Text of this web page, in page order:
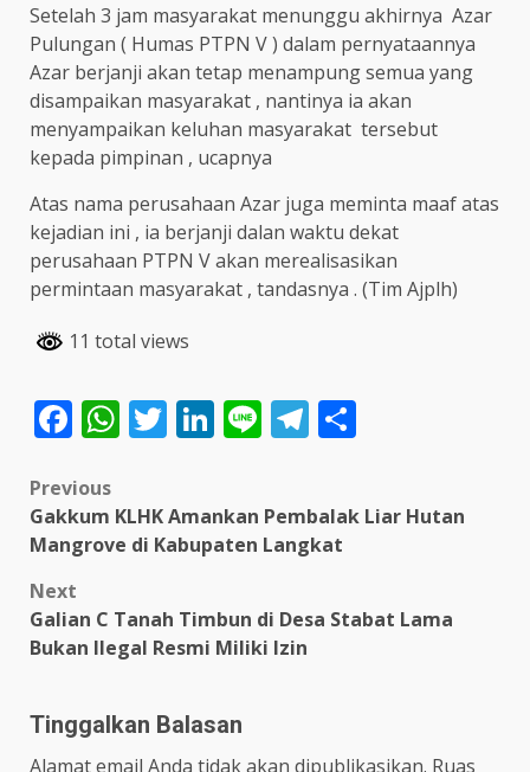
Setelah 3 jam masyarakat menunggu akhirnya Azar
Pulungan ( Humas PTPN V ) dalam pernyataannya
Azar berjanji akan tetap menampung semua yang
disampaikan masyarakat , nantinya ia akan
menyampaikan keluhan masyarakat tersebut
kepada pimpinan , ucapnya
Atas nama perusahaan Azar juga meminta maaf atas
kejadian ini , ia berjanji dalan waktu dekat
perusahaan PTPN V akan merealisasikan
permintaan masyarakat , tandasnya . (Tim Ajplh)
11 total views
Facebook
WhatsApp
Twitter
LinkedIn
LineTelegram
Post
navigation
Previous
Gakkum KLHK Amankan Pembalak Liar Hutan
Mangrove di Kabupaten Langkat
Next
Galian C Tanah Timbun di Desa Stabat Lama
Bukan Ilegal Resmi Miliki Izin
Tinggalkan Balasan
Alamat email Anda tidak akan dipublikasikan. Ruas